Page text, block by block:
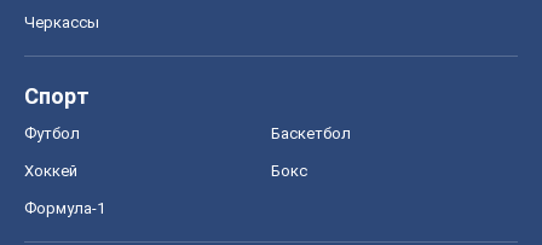
Черкассы
Спорт
Футбол Баскетбол
Хоккей Бокс
Формула-1